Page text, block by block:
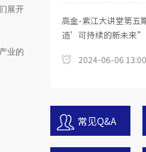
展开
业的
高金-紫江大讲堂第
造’可持续的新未来”
2024-06-06
常见Q&A